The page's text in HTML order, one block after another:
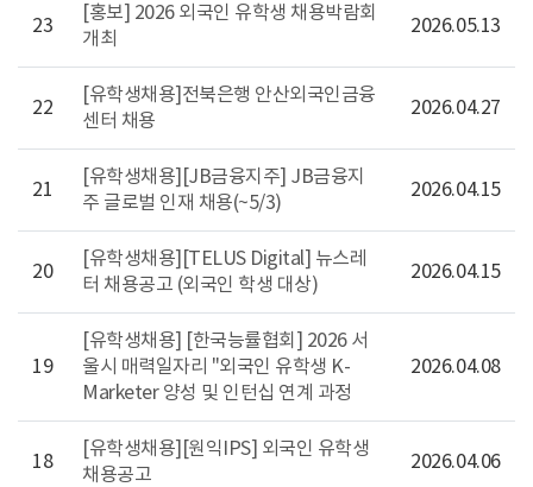
23
[홍보] 2026 외국인 유학생 채용박람회
개최
2026.05.13
22
[유학생채용]전북은행 안산외국인금융
센터 채용
2026.04.27
21
[유학생채용][JB금융지주] JB금융지
주 글로벌 인재 채용(~5/3)
2026.04.15
20
[유학생채용][TELUS Digital] 뉴스레
터 채용공고 (외국인 학생 대상)
2026.04.15
19
[유학생채용] [한국능률협회] 2026 서
울시 매력일자리 "외국인 유학생 K-
Marketer 양성 및 인턴십 연계 과정
2026.04.08
18
[유학생채용][원익IPS] 외국인 유학생
채용공고
2026.04.06